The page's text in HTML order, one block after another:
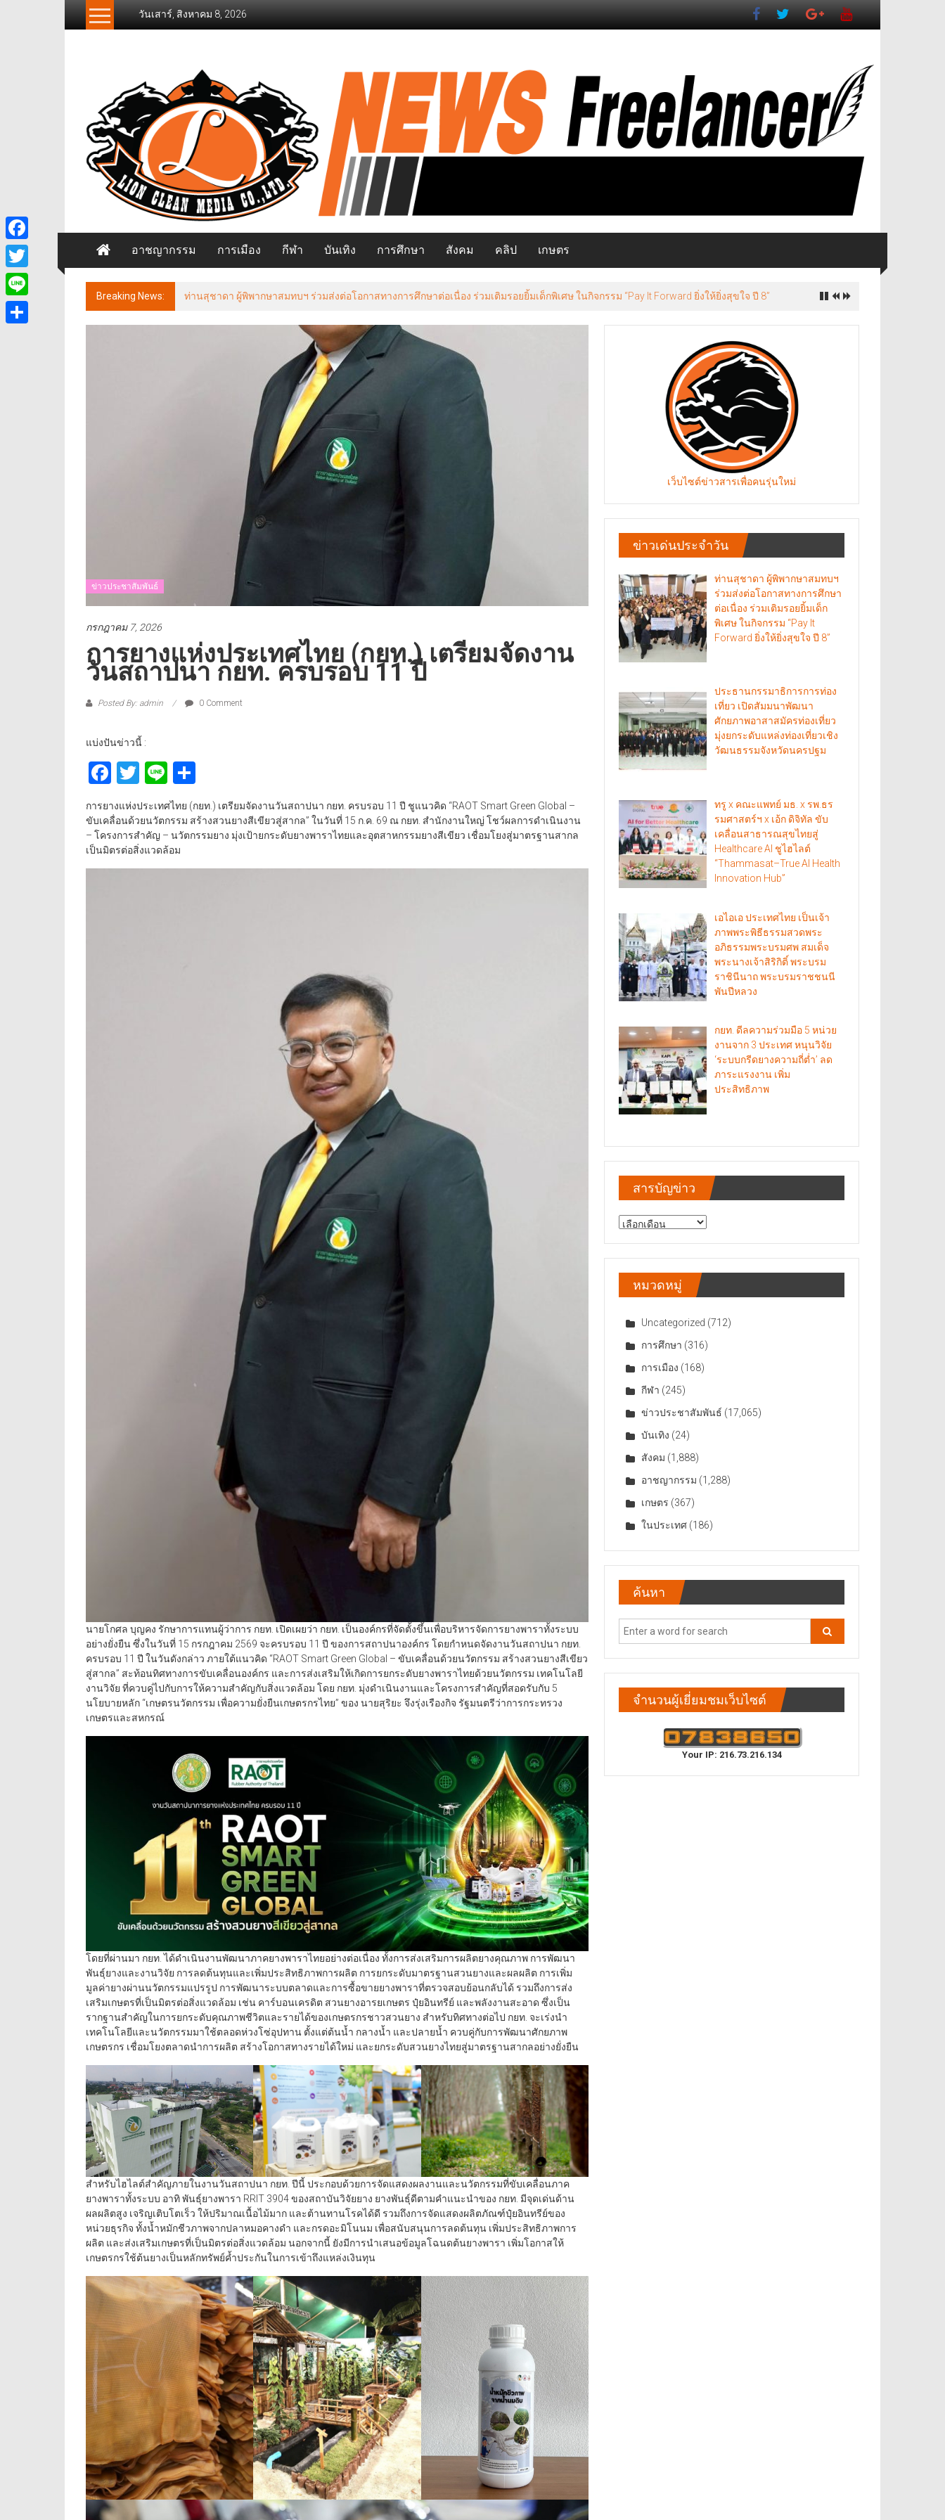
วันเสาร์, สิงหาคม 8, 2026
Freelancer
วส์
ฟรี
แลน
เซอร์
อาชญากรรม การเมือง กีฬา บันเทิง การศึกษา สังคม คลิป เกษตร
Breaking News: ประธานกรรมาธิการการท่องเที่ยว เปิดสัมมนาพัฒนาศักยภาพอาสาสมัครท่องเที่ยว มุ่งยกระดับแหล่งท่องเที่ยวเชิงวัฒนธรรมจังหวัดนครปฐม
ข่าวประชาสัมพันธ์
กรกฎาคม 7, 2026
การยางแห่งประเทศไทย (กยท.) เตรียมจัดงาน
วันสถาปนา กยท. ครบรอบ 11 ปี
Posted By: admin 0 Comment
แบ่งปันข่าวนี้ :
Facebook
Twitter
Line
การยางแห่งประเทศไทย (กยท.) เตรียมจัดงานวันสถาปนา กยท. ครบรอบ 11 ปี ชูแนวคิด “RAOT Smart Green Global –
ขับเคลื่อนด้วยนวัตกรรม สร้างสวนยางสีเขียวสู่สากล” ในวันที่ 15 ก.ค. 69 ณ กยท. สำนักงานใหญ่ โชว์ผลการดำเนินงาน
– โครงการสำคัญ – นวัตกรรมยาง มุ่งเป้ายกระดับยางพาราไทยและอุตสาหกรรมยางสีเขียว เชื่อมโยงสู่มาตรฐานสากล
เป็นมิตรต่อสิ่งแวดล้อม
นายโกศล บุญคง รักษาการแทนผู้ว่าการ กยท. เปิดเผยว่า กยท. เป็นองค์กรที่จัดตั้งขึ้นเพื่อบริหารจัดการยางพาราทั้งระบบ
อย่างยั่งยืน ซึ่งในวันที่ 15 กรกฎาคม 2569 จะครบรอบ 11 ปี ของการสถาปนาองค์กร โดยกำหนดจัดงานวันสถาปนา กยท.
ครบรอบ 11 ปี ในวันดังกล่าว ภายใต้แนวคิด “RAOT Smart Green Global – ขับเคลื่อนด้วยนวัตกรรม สร้างสวนยางสีเขียว
สู่สากล” สะท้อนทิศทางการขับเคลื่อนองค์กร และการส่งเสริมให้เกิดการยกระดับยางพาราไทยด้วยนวัตกรรม เทคโนโลยี
งานวิจัย ที่ควบคู่ไปกับการให้ความสำคัญกับสิ่งแวดล้อม โดย กยท. มุ่งดำเนินงานและโครงการสำคัญที่สอดรับกับ 5
นโยบายหลัก “เกษตรนวัตกรรม เพื่อความยั่งยืนเกษตรกรไทย” ของ นายสุริยะ จึงรุ่งเรืองกิจ รัฐมนตรีว่าการกระทรวง
เกษตรและสหกรณ์
โดยที่ผ่านมา กยท. ได้ดำเนินงานพัฒนาภาคยางพาราไทยอย่างต่อเนื่อง ทั้งการส่งเสริมการผลิตยางคุณภาพ การพัฒนา
พันธุ์ยางและงานวิจัย การลดต้นทุนและเพิ่มประสิทธิภาพการผลิต การยกระดับมาตรฐานสวนยางและผลผลิต การเพิ่ม
มูลค่ายางผ่านนวัตกรรมแปรรูป การพัฒนาระบบตลาดและการซื้อขายยางพาราที่ตรวจสอบย้อนกลับได้ รวมถึงการส่ง
เสริมเกษตรที่เป็นมิตรต่อสิ่งแวดล้อม เช่น คาร์บอนเครดิต สวนยางอารยเกษตร ปุ๋ยอินทรีย์ และพลังงานสะอาด ซึ่งเป็น
รากฐานสำคัญในการยกระดับคุณภาพชีวิตและรายได้ของเกษตรกรชาวสวนยาง สำหรับทิศทางต่อไป กยท. จะเร่งนำ
เทคโนโลยีและนวัตกรรมมาใช้ตลอดห่วงโซ่อุปทาน ตั้งแต่ต้นน้ำ กลางน้ำ และปลายน้ำ ควบคู่กับการพัฒนาศักยภาพ
เกษตรกร เชื่อมโยงตลาดนำการผลิต สร้างโอกาสทางรายได้ใหม่ และยกระดับสวนยางไทยสู่มาตรฐานสากลอย่างยั่งยืน
สำหรับไฮไลต์สำคัญภายในงานวันสถาปนา กยท. ปีนี้ ประกอบด้วยการจัดแสดงผลงานและนวัตกรรมที่ขับเคลื่อนภาค
ยางพาราทั้งระบบ อาทิ พันธุ์ยางพารา RRIT 3904 ของสถาบันวิจัยยาง ยางพันธุ์ดีตามคำแนะนำของ กยท. มีจุดเด่นด้าน
ผลผลิตสูง เจริญเติบโตเร็ว ให้ปริมาณเนื้อไม้มาก และต้านทานโรคได้ดี รวมถึงการจัดแสดงผลิตภัณฑ์ปุ๋ยอินทรีย์ของ
หน่วยธุรกิจ ทั้งน้ำหมักชีวภาพจากปลาหมอคางดำ และกรดอะมิโนนม เพื่อสนับสนุนการลดต้นทุน เพิ่มประสิทธิภาพการ
ผลิต และส่งเสริมเกษตรที่เป็นมิตรต่อสิ่งแวดล้อม นอกจากนี้ ยังมีการนำเสนอข้อมูลโฉนดต้นยางพารา เพิ่มโอกาสให้
เกษตรกรใช้ต้นยางเป็นหลักทรัพย์ค้ำประกันในการเข้าถึงแหล่งเงินทุน
เว็บไซต์ข่าวสารเพื่อคนรุ่นใหม่
ข่าวเด่นประจำวัน
ท่านสุชาดา ผู้พิพากษาสมทบฯ
ร่วมส่งต่อโอกาสทางการศึกษา
ต่อเนื่อง ร่วมเติมรอยยิ้มเด็ก
พิเศษ ในกิจกรรม “Pay It
Forward ยิ่งให้ยิ่งสุขใจ ปี 8”
ประธานกรรมาธิการการท่อง
เที่ยว เปิดสัมมนาพัฒนา
ศักยภาพอาสาสมัครท่องเที่ยว
มุ่งยกระดับแหล่งท่องเที่ยวเชิง
วัฒนธรรมจังหวัดนครปฐม
ทรู x คณะแพทย์ มธ. x รพ.ธร
รมศาสตร์ฯ x เอ้ก ดิจิทัล ขับ
เคลื่อนสาธารณสุขไทยสู่
Healthcare AI ชูไฮไลต์
“Thammasat–True AI Health
Innovation Hub”
เอไอเอ ประเทศไทย เป็นเจ้า
ภาพพระพิธีธรรมสวดพระ
อภิธรรมพระบรมศพ สมเด็จ
พระนางเจ้าสิริกิติ์ พระบรม
ราชินีนาถ พระบรมราชชนนี
พันปีหลวง
กยท. ดีลความร่วมมือ 5 หน่วย
งานจาก 3 ประเทศ หนุนวิจัย
‘ระบบกรีดยางความถี่ต่ำ’ ลด
ภาระแรงงาน เพิ่ม
ประสิทธิภาพ
สารบัญข่าว
สารบัญ
หมวดหมู่
Uncategorized (712)
การศึกษา (316)
การเมือง (168)
กีฬา (245)
ข่าวประชาสัมพันธ์ (17,065)
บันเทิง (24)
สังคม (1,888)
อาชญากรรม (1,288)
เกษตร (367)
ในประเทศ (186)
ค้นหา
จำนวนผู้เยี่ยมชมเว็บไซต์
Your IP: 216.73.216.134
Facebook
Twitter
Line